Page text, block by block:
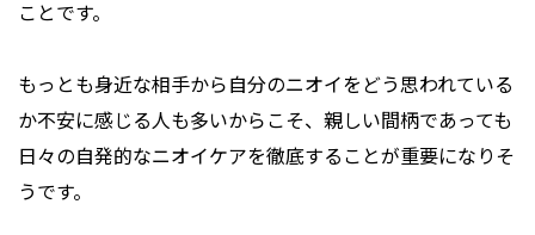
ことです。
もっとも身近な相手から自分のニオイをどう思われている
か不安に感じる人も多いからこそ、親しい間柄であっても
日々の自発的なニオイケアを徹底することが重要になりそ
うです。